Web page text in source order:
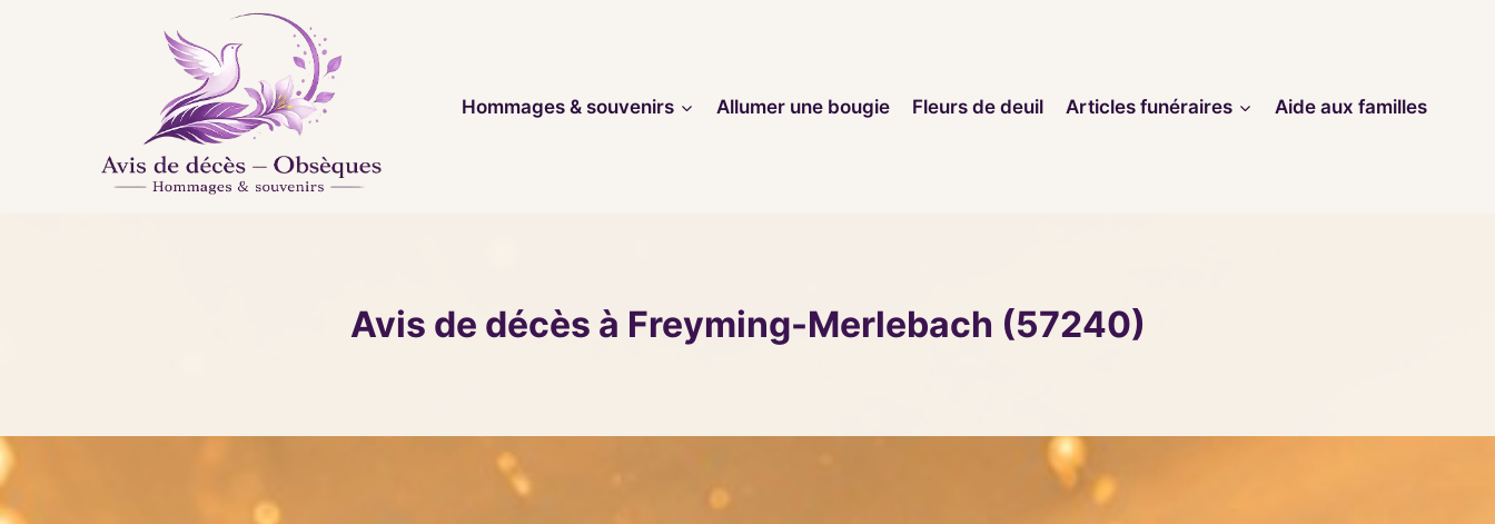
Hommages & souvenirs
Allumer une bougie Fleurs de deuil Articles funéraires Aide aux familles
Avis de décès à Freyming-Merlebach (57240)